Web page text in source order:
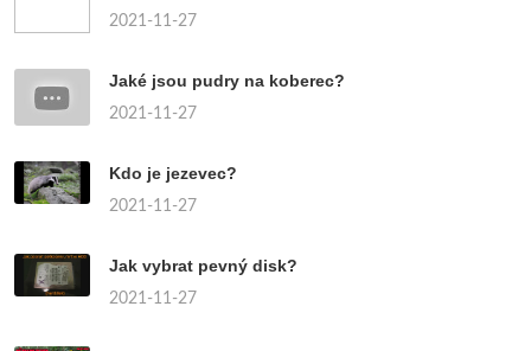
2021-11-27
Jaké jsou pudry na koberec?
2021-11-27
Kdo je jezevec?
2021-11-27
Jak vybrat pevný disk?
2021-11-27